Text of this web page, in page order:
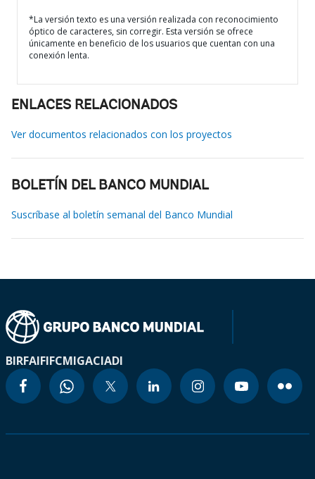
*La versión texto es una versión realizada con reconocimiento
óptico de caracteres, sin corregir. Esta versión se ofrece
únicamente en beneficio de los usuarios que cuentan con una
conexión lenta.
ENLACES RELACIONADOS
Ver documentos relacionados con los proyectos
BOLETÍN DEL BANCO MUNDIAL
Suscríbase al boletín semanal del Banco Mundial
BIRFAIFIFCMIGACIADI